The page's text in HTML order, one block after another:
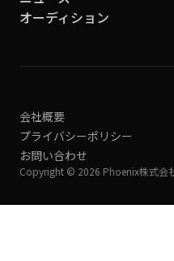
オーディション
会社概要
プライバシーポリシー
お問い合わせ
Copyright © 2026 Phoenix株式会